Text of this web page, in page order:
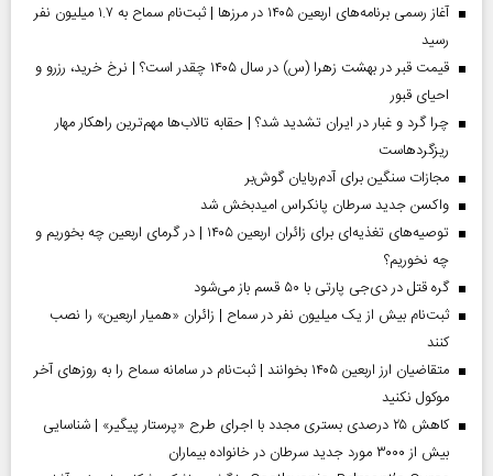
آغاز رسمی برنامه‌های اربعین ۱۴۰۵ در مرز‌ها | ثبت‌نام سماح به ۱.۷ میلیون نفر
رسید
قیمت قبر در بهشت زهرا (س) در سال ۱۴۰۵ چقدر است؟ | نرخ خرید، رزرو و
احیای قبور
چرا گرد و غبار در ایران تشدید شد؟ | حقابه تالاب‌ها مهم‌ترین راهکار مهار
ریزگردهاست
مجازات سنگین برای آدم‌ربایان گوش‌بر
واکسن جدید سرطان پانکراس امیدبخش شد
توصیه‌های تغذیه‌ای برای زائران اربعین ۱۴۰۵ | در گرمای اربعین چه بخوریم و
چه نخوریم؟
گره قتل در دی‌جی پارتی با ۵۰ قسم باز می‌شود
ثبت‌نام بیش از یک میلیون نفر در سماح | زائران «همیار اربعین» را نصب
کنند
متقاضیان ارز اربعین ۱۴۰۵ بخوانند | ثبت‌نام در سامانه سماح را به روز‌های آخر
موکول نکنید
کاهش ۲۵ درصدی بستری مجدد با اجرای طرح «پرستار پیگیر» | شناسایی
بیش از ۳۰۰۰ مورد جدید سرطان در خانواده بیماران